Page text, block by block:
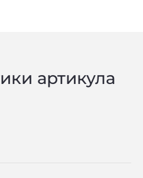
артикула